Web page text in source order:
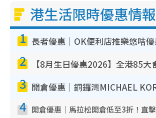
港生活限時優惠情報
1
2
3
4